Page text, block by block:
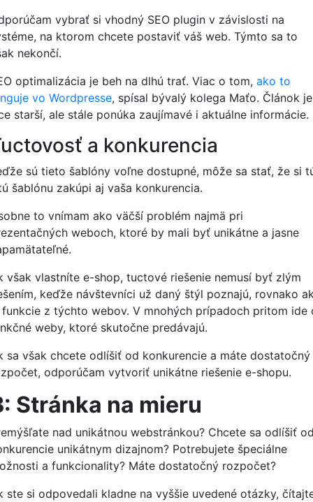
vybrať si vhodný SEO plugin v závislosti na
na ktorom chcete postaviť váš web. Týmto sa to
nekončí.
optimalizácia je beh na dlhú trať. Viac o tom, ako to
vo Wordpresse, spísal bývalý kolega Maťo. Článok je
starší, ale stále ponúka zaujímavé i aktuálne informácie.
a konkurencia
sú tieto šablóny voľne dostupné, môže sa stať, že si
šablónu zakúpi aj vaša konkurencia.
to vnímam ako väčší problém najmä pri
weboch, ktoré by mali byť unikátne a jasne
však vlastníte e-shop, tuctové riešenie nemusí byť zlým
keďže návštevníci už daný štýl poznajú, rovnako
funkcie z týchto webov. V mnohých prípadoch pritom ide
weby, ktoré skutočne predávajú.
sa však chcete odlíšiť od konkurencie a máte dostatočný
odporúčam vytvoriť unikátne riešenie e-shopu.
Stránka na mieru
nad unikátnou webstránkou? Chcete sa odlíšiť
unikátnym dizajnom? Potrebujete špeciálne
a funkcionality? Máte dostatočný rozpočet?
ste si odpovedali kladne na vyššie uvedené otázky,